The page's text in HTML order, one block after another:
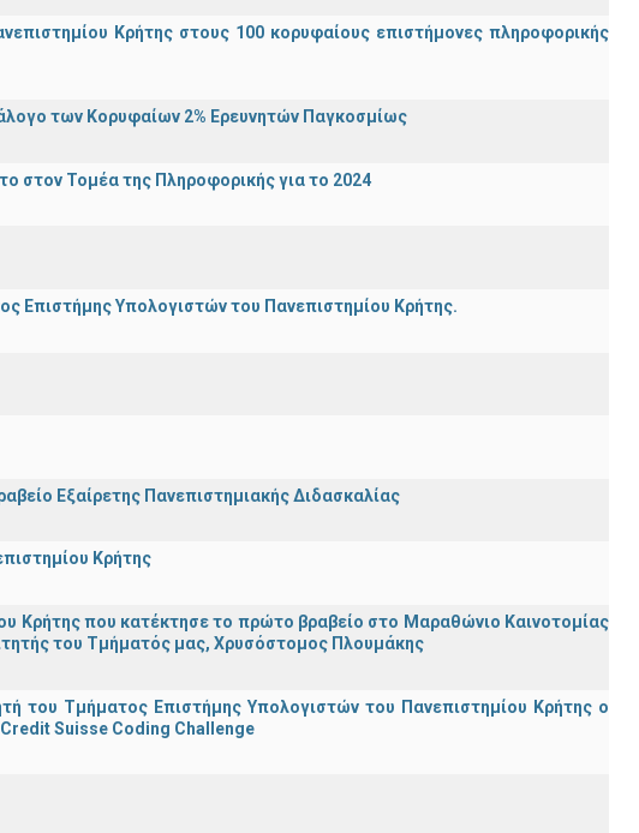
Κρήτης στους 100 κορυφαίους επιστήμονες πληροφορικής
των Κορυφαίων 2% Ερευνητών Παγκοσμίως
στον Τομέα της Πληροφορικής για το 2024
Επιστήμης Υπολογιστών του Πανεπιστημίου Κρήτης.
Εξαίρετης Πανεπιστημιακής Διδασκαλίας
Κρήτης
Κρήτης που κατέκτησε το πρώτο βραβείο στο Μαραθώνιο Καινοτομίας
του Τμήματός μας, Χρυσόστομος Πλουμάκης
του Τμήματος Επιστήμης Υπολογιστών του Πανεπιστημίου Κρήτης ο
Suisse Coding Challenge